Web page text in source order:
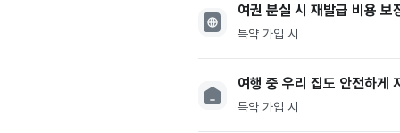
여권 분실 시 재발급 비용 보
특약 가입 시
여행 중 우리 집도 안전하게
특약 가입 시